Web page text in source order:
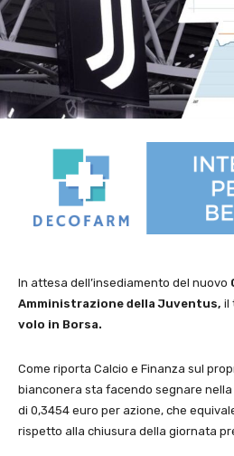
In attesa dell’insediamento del nuovo
Amministrazione della Juventus, il
volo in Borsa.
Come riporta Calcio e Finanza sul
bianconera sta facendo segnare
di 0,3454 euro per azione, che
rispetto alla chiusura della giornata